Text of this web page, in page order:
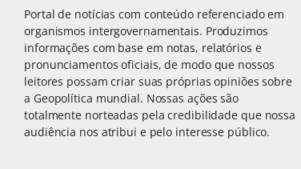
Portal de notícias com conteúdo referenciado em
organismos intergovernamentais. Produzimos
informações com base em notas, relatórios e
pronunciamentos oficiais, de modo que nossos
leitores possam criar suas próprias opiniões sobre
a Geopolítica mundial. Nossas ações são
totalmente norteadas pela credibilidade que nossa
audiência nos atribui e pelo interesse público.